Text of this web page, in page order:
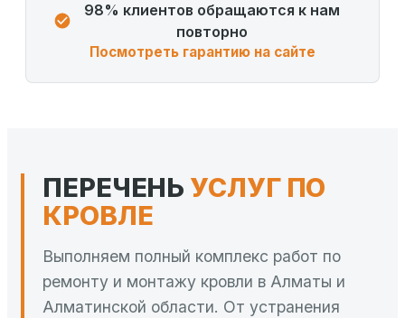
98% клиентов обращаются к нам
повторно
Посмотреть гарантию на сайте
ПЕРЕЧЕНЬ УСЛУГ ПО
КРОВЛЕ
Выполняем полный комплекс работ по
ремонту и монтажу кровли в Алматы и
Алматинской области. От устранения